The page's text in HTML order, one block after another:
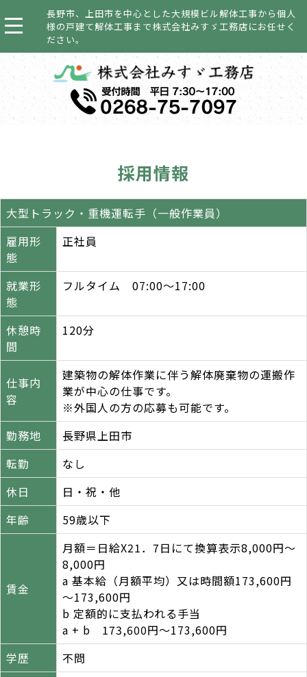
長野市、上田市を中心とした大規模ビル解体工事から個人
様の戸建て解体工事まで株式会社みすゞ工務店にお任せく
ださい。
採用情報
大型トラック・重機運転手（一般作業員）
雇用形
態
正社員
就業形
態
フルタイム 07:00～17:00
休憩時
間
120分
仕事内
容
建築物の解体作業に伴う解体廃棄物の運搬作
業が中心の仕事です。
※外国人の方の応募も可能です。
勤務地
長野県上田市
転勤
なし
休日
日・祝・他
年齢
59歳以下
賃金
月額＝日給X21．7日にて換算表示8,000円～
8,000円
a 基本給（月額平均）又は時間額173,600円
～173,600円
b 定額的に支払われる手当
a + b 173,600円～173,600円
学歴
不問